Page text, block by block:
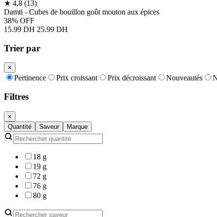
★ 4,8 (13)
Damti - Cubes de bouillon goût mouton aux épices
38% OFF
15.99 DH 25.99 DH
Trier par
×
Pertinence Prix croissant Prix décroissant Nouveautés
Filtres
×
Quantité
Saveur Marque
18 g
19 g
72 g
76 g
80 g